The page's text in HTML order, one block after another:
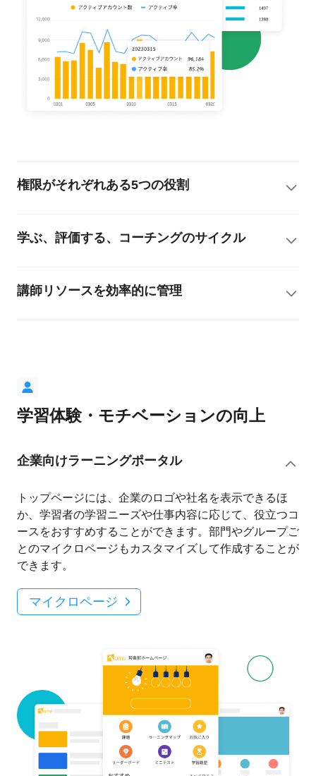
権限がそれぞれある5つの役割
学ぶ、評価する、コーチングのサイクル
講師リソースを効率的に管理
学習体験・モチベーションの向上
企業向けラーニングポータル
トップページには、企業のロゴや社名を表示できるほ
か、学習者の学習ニーズや仕事内容に応じて、役立つコ
ースをおすすめすることができます。部門やグループご
とのマイクロページもカスタマイズして作成することが
できます。
マイクロページ